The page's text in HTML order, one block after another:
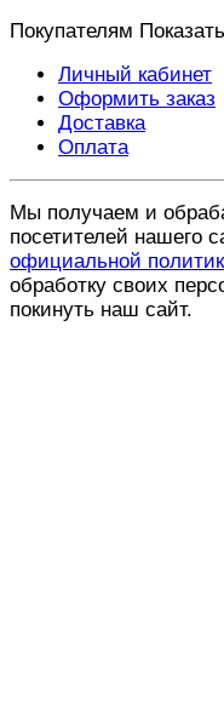
Покупателям
Личный кабинет
Оформить заказ
Доставка
Оплата
Мы получаем и
посетителей нашего
официальной
обработку своих
покинуть наш сайт.